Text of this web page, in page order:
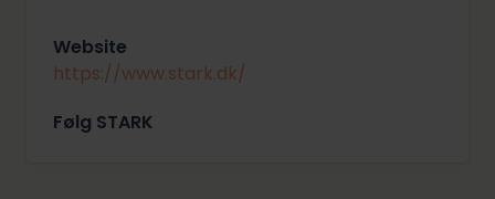
Website
https://www.stark.dk/
Følg STARK